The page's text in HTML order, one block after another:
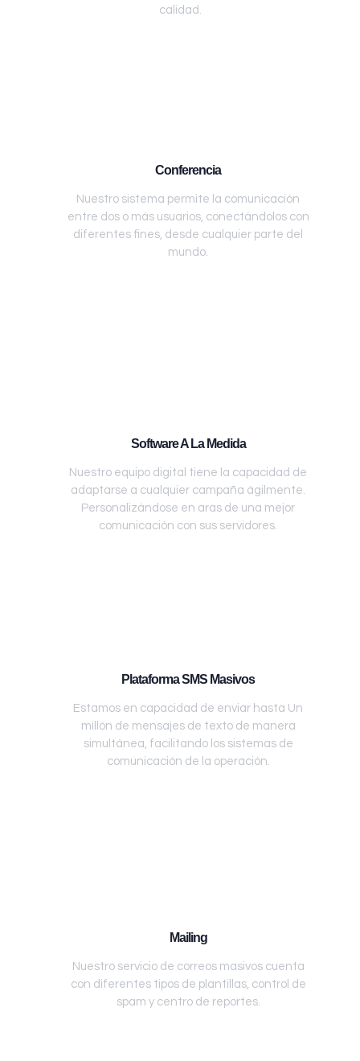
calidad.
Conferencia
Nuestro sistema permite la comunicación
entre dos o más usuarios, conectándolos con
diferentes fines, desde cualquier parte del
mundo.
Software A La Medida
Nuestro equipo digital tiene la capacidad de
adaptarse a cualquier campaña ágilmente.
Personalizándose en aras de una mejor
comunicación con sus servidores.
Plataforma SMS Masivos
Estamos en capacidad de enviar hasta Un
millón de mensajes de texto de manera
simultánea, facilitando los sistemas de
comunicación de la operación.
Mailing
Nuestro servicio de correos masivos cuenta
con diferentes tipos de plantillas, control de
spam y centro de reportes.